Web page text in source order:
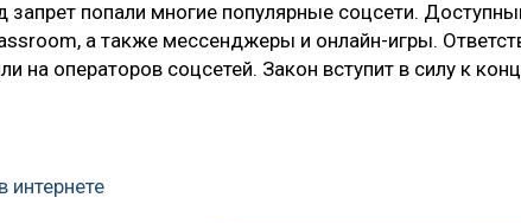
запрет попали многие популярные соцсети.
а также мессенджеры и онлайн-игры.
на операторов соцсетей. Закон вступит в силу к
интернете